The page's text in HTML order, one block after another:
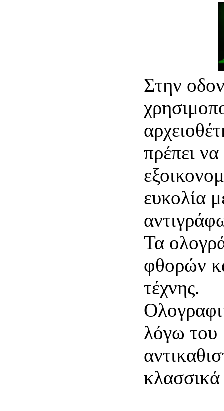
Στην
πρέπει να
ευκολία
Τα
φθορών
τέχνης.
λόγω του